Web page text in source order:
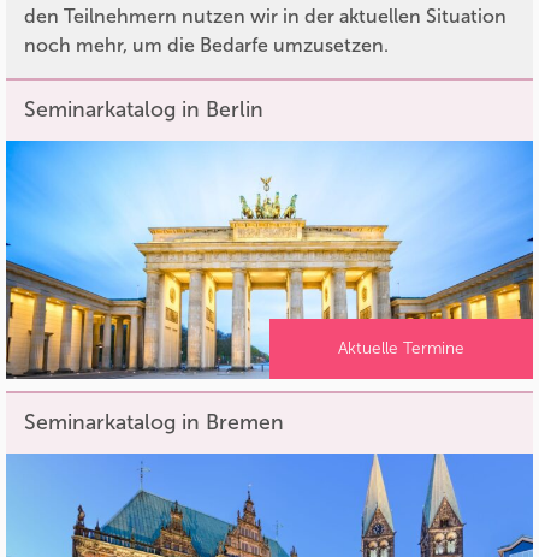
den Teilnehmern nutzen wir in der aktuellen Situation
noch mehr, um die Bedarfe umzusetzen.
Seminarkatalog in Berlin
Aktuelle Termine
Seminarkatalog in Bremen